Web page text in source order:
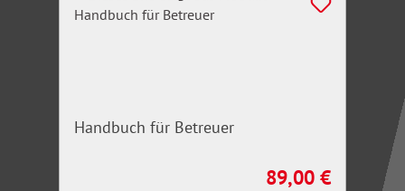
Handbuch für Betreuer
Regulärer Preis:
89,00 €